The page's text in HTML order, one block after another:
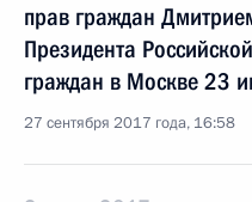
прав граждан
Президента
граждан в Москве 23
27 сентября 2017 года, 16:58